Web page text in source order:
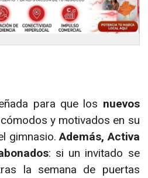
para que los nuevos
y motivados en su
gimnasio.Además, Activa
: si un invitado se
la semana de puertas